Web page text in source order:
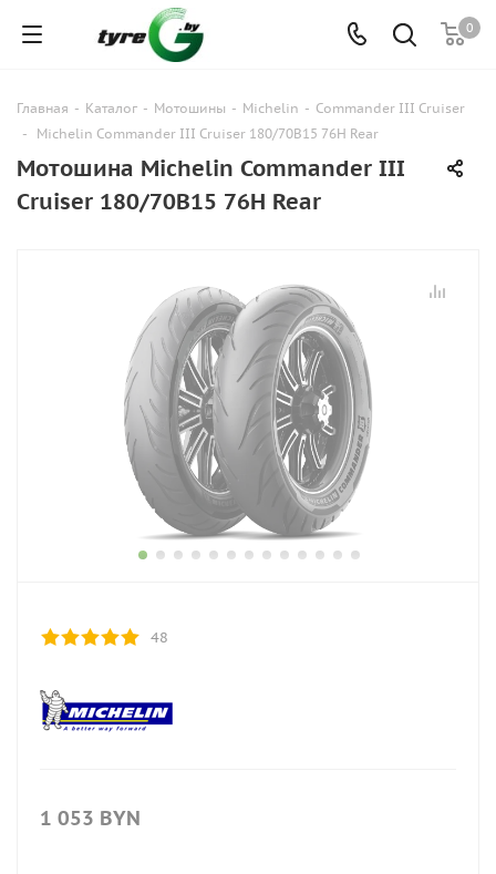
0
Главная - Каталог - Мотошины - Michelin - Commander III Cruiser
-
Michelin Commander III Cruiser 180/70B15 76H Rear
Мотошина Michelin Commander III
Cruiser 180/70B15 76H Rear
48
1 053 BYN